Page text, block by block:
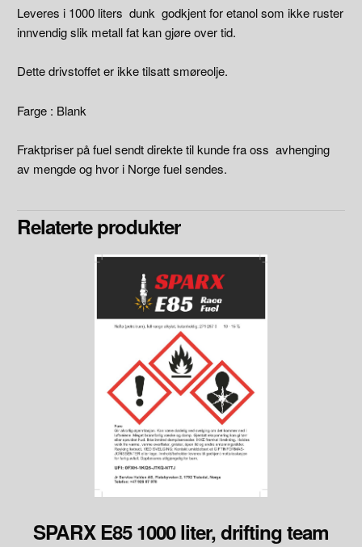
Leveres i 1000 liters dunk godkjent for etanol som ikke ruster
innvendig slik metall fat kan gjøre over tid.
Dette drivstoffet er ikke tilsatt smøreolje.
Farge : Blank
Fraktpriser på fuel sendt direkte til kunde fra oss avhenging
av mengde og hvor i Norge fuel sendes.
Relaterte produkter
SPARX E85 1000 liter, drifting team